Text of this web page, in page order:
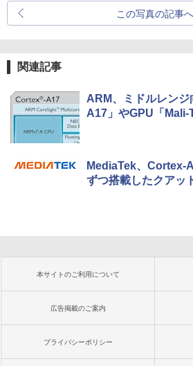
この写真の記事へ
関連記事
ARM、ミドルレン
A17」やGPU「Mali-
MediaTek、Cortex-
ずつ搭載したクアッ
本サイトのご利用について
広告掲載のご案内
プライバシーポリシー